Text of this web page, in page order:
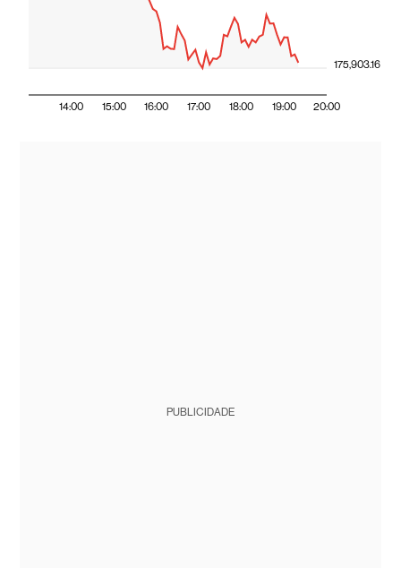
14:00 15:00 16:00 17:00 18:00 19:00 20:00
175,903.16
PUBLICIDADE